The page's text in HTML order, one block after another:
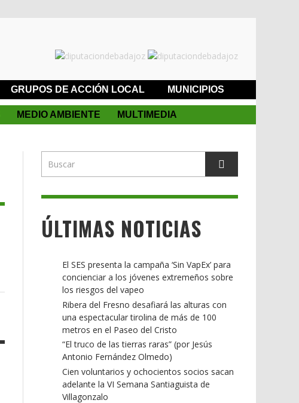
GRUPOS DE ACCIÓN LOCAL MUNICIPIOS
MEDIO AMBIENTE MULTIMEDIA
ÚLTIMAS NOTICIAS
El SES presenta la campaña ‘Sin VapEx’ para
concienciar a los jóvenes extremeños sobre
los riesgos del vapeo
Ribera del Fresno desafiará las alturas con
una espectacular tirolina de más de 100
metros en el Paseo del Cristo
“El truco de las tierras raras” (por Jesús
Antonio Fernández Olmedo)
Cien voluntarios y ochocientos socios sacan
adelante la VI Semana Santiaguista de
Villagonzalo